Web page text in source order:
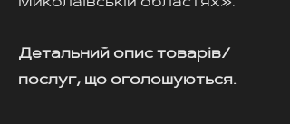
Детальний опис товарів/
послуг, що оголошуються.